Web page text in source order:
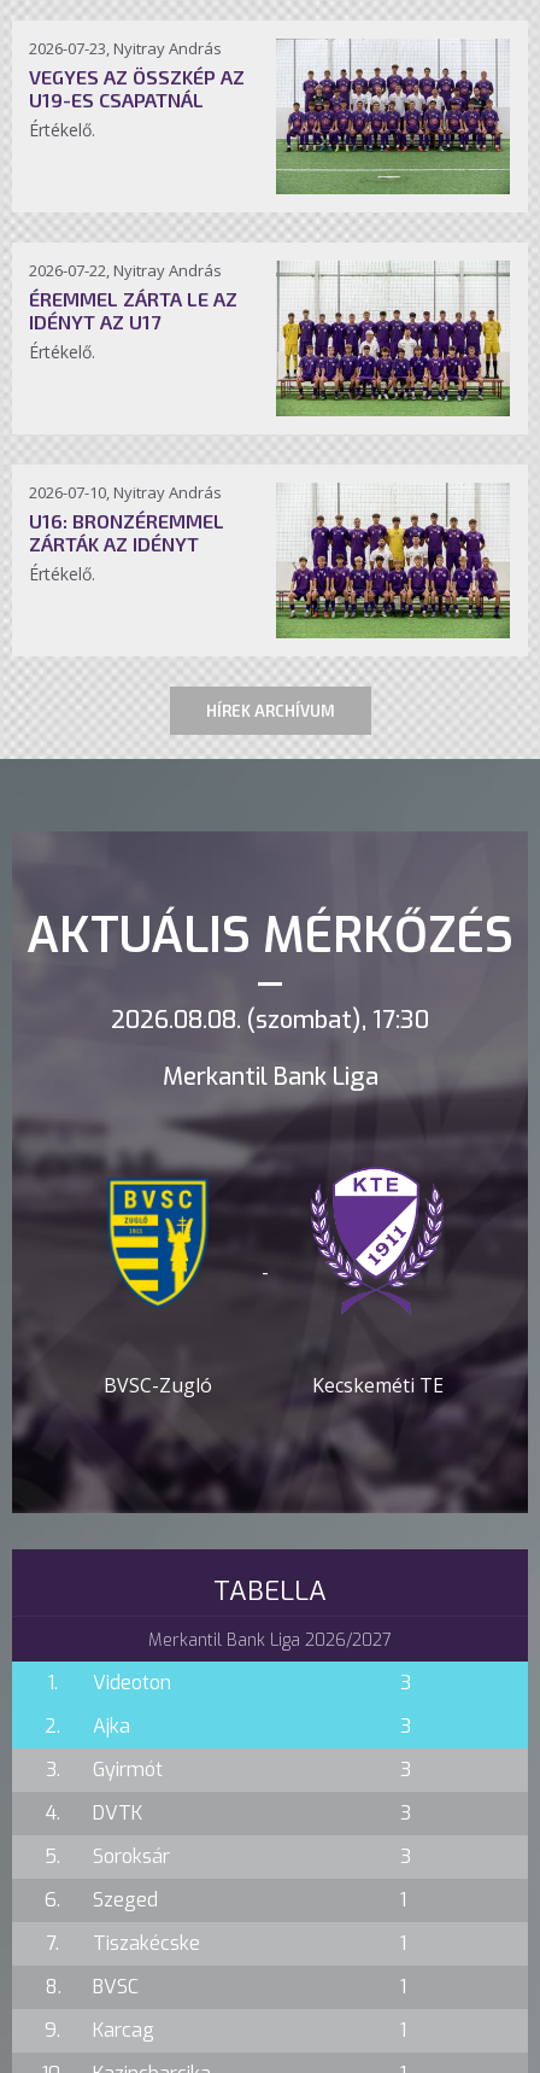
2026-07-23, Nyitray András
VEGYES AZ ÖSSZKÉP AZ
U19-ES CSAPATNÁL
Értékelő.
2026-07-22, Nyitray András
ÉREMMEL ZÁRTA LE AZ
IDÉNYT AZ U17
Értékelő.
2026-07-10, Nyitray András
U16: BRONZÉREMMEL
ZÁRTÁK AZ IDÉNYT
Értékelő.
HÍREK ARCHÍVUM
AKTUÁLIS MÉRKŐZÉS
2026.08.08. (szombat), 17:30
Merkantil Bank Liga
BVSC-Zugló
-
Kecskeméti TE
TABELLA
Merkantil Bank Liga 2026/2027
1. Videoton
3
2.
Ajka
3
3.
Gyirmót
3
4.
DVTK
3
5.
Soroksár
3
6.
Szeged
1
7.
Tiszakécske
1
8.
BVSC
1
9.
Karcag
1